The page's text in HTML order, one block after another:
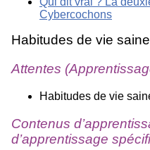
Cybercochons
Habitudes de vie
Attentes
Habitudes de vie
Contenus
d’apprentissage